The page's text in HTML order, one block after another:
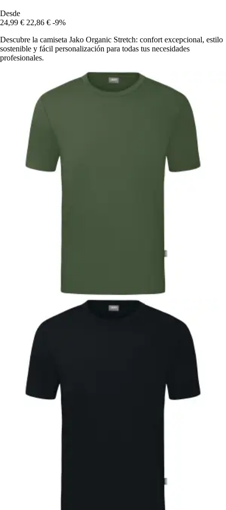
Desde
24,99 € 22,86 € -9%
Descubre la camiseta Jako Organic Stretch: confort excepcional, estilo
sostenible y fácil personalización para todas tus necesidades
profesionales.